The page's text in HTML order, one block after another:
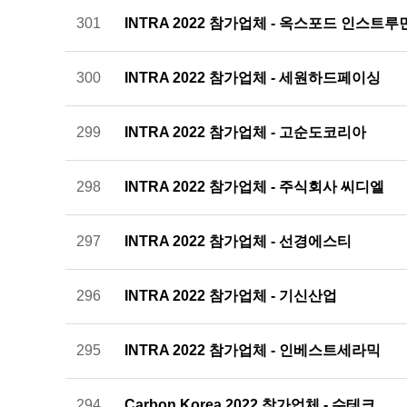
301 INTRA 2022 참가업체 - 옥스포드 인스트루
300 INTRA 2022 참가업체 - 세원하드페이싱
299 INTRA 2022 참가업체 - 고순도코리아
298 INTRA 2022 참가업체 - 주식회사 씨디엘
297 INTRA 2022 참가업체 - 선경에스티
296 INTRA 2022 참가업체 - 기신산업
295 INTRA 2022 참가업체 - 인베스트세라믹